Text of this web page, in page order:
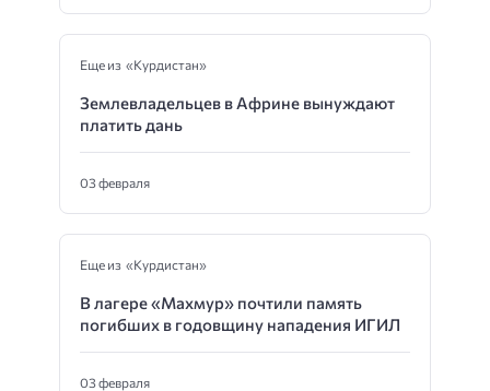
Еще из «Курдистан»
Землевладельцев в Африне вынуждают
платить дань
03 февраля
Еще из «Курдистан»
В лагере «Махмур» почтили память
погибших в годовщину нападения ИГИЛ
03 февраля